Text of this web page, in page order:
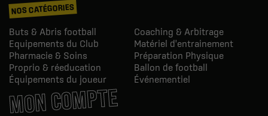
NOS CATÉGORIES
Buts & Abris football
Coaching & Arbitrage
Equipements du Club
Matériel d'entrainement
Pharmacie & Soins
Préparation Physique
Proprio & réeducation
Ballon de football
Équipements du joueur
Événementiel
MON COMPTE